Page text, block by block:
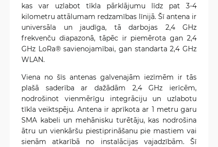
kas var uzlabot tīkla pārklājumu līdz pat 3-4
kilometru attālumam redzamības līnijā. Šī antena ir
universāla un jaudīga, tā darbojas 2,4 GHz
frekvenču diapazonā, tāpēc ir piemērota gan 2,4
GHz LoRa® savienojamībai, gan standarta 2,4 GHz
WLAN.
Viena no šīs antenas galvenajām iezīmēm ir tās
plašā saderība ar dažādām 2,4 GHz ierīcēm,
nodrošinot vienmērīgu integrāciju un uzlabotu
tīkla veiktspēju. Antena ir aprīkota ar 1 metru garu
SMA kabeli un mehānisku turētāju, kas nodrošina
ātru un vienkāršu piestiprināšanu pie mastiem vai
sienām atkarībā no instalācijas vajadzībām. Šī